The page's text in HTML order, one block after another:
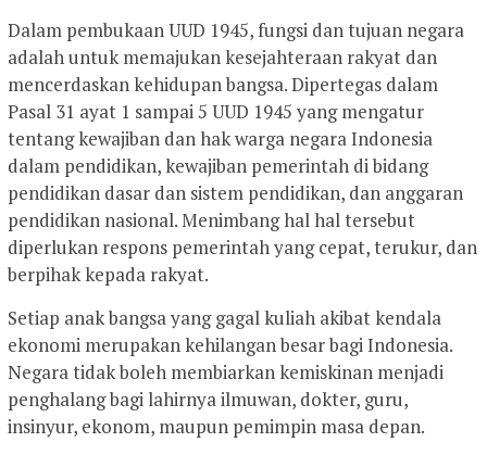
Dalam pembukaan UUD 1945, fungsi dan tujuan negara
adalah untuk memajukan kesejahteraan rakyat dan
mencerdaskan kehidupan bangsa. Dipertegas dalam
Pasal 31 ayat 1 sampai 5 UUD 1945 yang mengatur
tentang kewajiban dan hak warga negara Indonesia
dalam pendidikan, kewajiban pemerintah di bidang
pendidikan dasar dan sistem pendidikan, dan anggaran
pendidikan nasional. Menimbang hal hal tersebut
diperlukan respons pemerintah yang cepat, terukur, dan
berpihak kepada rakyat.
Setiap anak bangsa yang gagal kuliah akibat kendala
ekonomi merupakan kehilangan besar bagi Indonesia.
Negara tidak boleh membiarkan kemiskinan menjadi
penghalang bagi lahirnya ilmuwan, dokter, guru,
insinyur, ekonom, maupun pemimpin masa depan.